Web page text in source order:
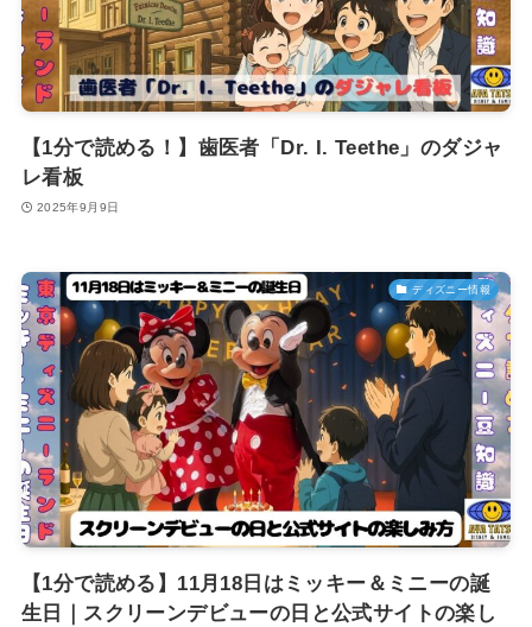
【1分で読める！】歯医者「Dr. I. Teethe」のダジャ
レ看板
2025年9月9日
ディズニー情報
【1分で読める】11月18日はミッキー＆ミニーの誕
生日｜スクリーンデビューの日と公式サイトの楽し